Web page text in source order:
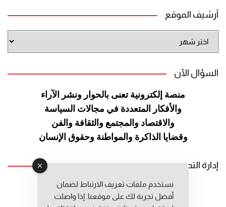
أرشيف الموقع
الموقع
السؤال الآن
منصة إلكترونية تعنى بالحوار ونشر الآراء
والأفكار المتعددة في مجالات السياسة
والاقتصاد والمجتمع والثقافة والفن
وقضايا الذاكرة والمواطنة وحقوق الإنسان
إدارة التحرير
رئيس التحرير: عبد الرحيم التوراني
رئيس التحرير المساعد: المعطي قبال
نستخدم ملفات تعريف الارتباط لضمان
أفضل تجربة لك على موقعنا. إذا واصلت